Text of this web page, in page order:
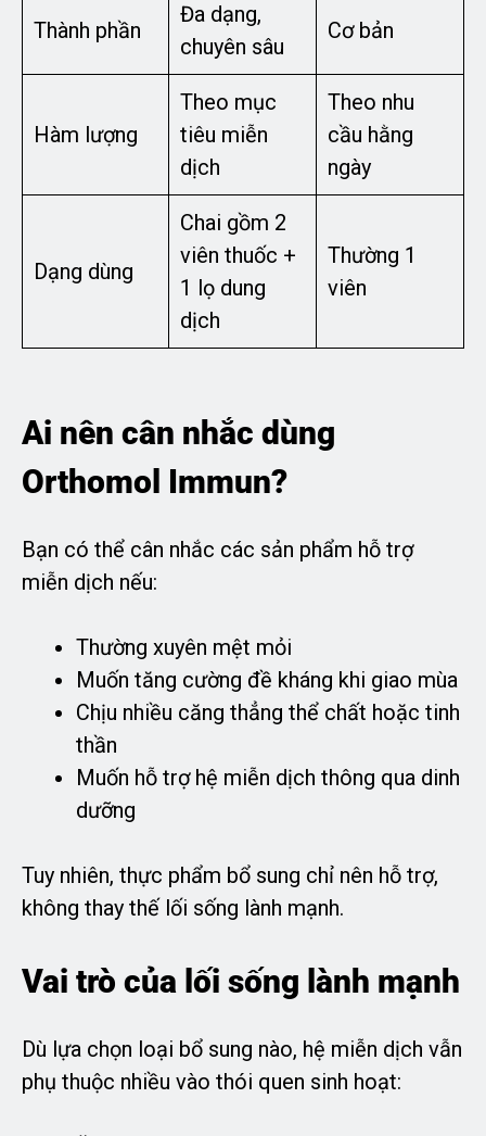
Thành phần
Đa dạng,
chuyên sâu
Cơ bản
Hàm lượng
Theo mục
tiêu miễn
dịch
Theo nhu
cầu hằng
ngày
Dạng dùng
Chai gồm 2
viên thuốc +
1 lọ dung
dịch
Thường 1
viên
Ai nên cân nhắc dùng
Orthomol Immun?
Bạn có thể cân nhắc các sản phẩm hỗ trợ
miễn dịch nếu:
Thường xuyên mệt mỏi
Muốn tăng cường đề kháng khi giao mùa
Chịu nhiều căng thẳng thể chất hoặc tinh
thần
Muốn hỗ trợ hệ miễn dịch thông qua dinh
dưỡng
Tuy nhiên, thực phẩm bổ sung chỉ nên hỗ trợ,
không thay thế lối sống lành mạnh.
Vai trò của lối sống lành mạnh
Dù lựa chọn loại bổ sung nào, hệ miễn dịch vẫn
phụ thuộc nhiều vào thói quen sinh hoạt: